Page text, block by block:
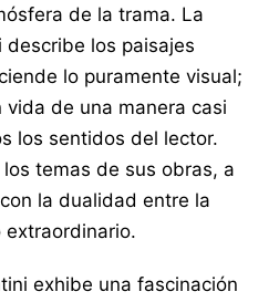
de la trama. La
los paisajes
lo puramente visual;
de una manera casi
los sentidos del lector.
temas de sus obras, a
la dualidad entre la
exhibe una fascinación